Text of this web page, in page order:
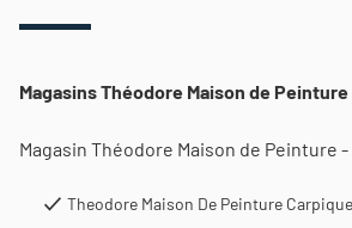
Magasins Théodore Maison de Peinture
Magasin Théodore Maison de Peinture -
Theodore Maison De Peinture